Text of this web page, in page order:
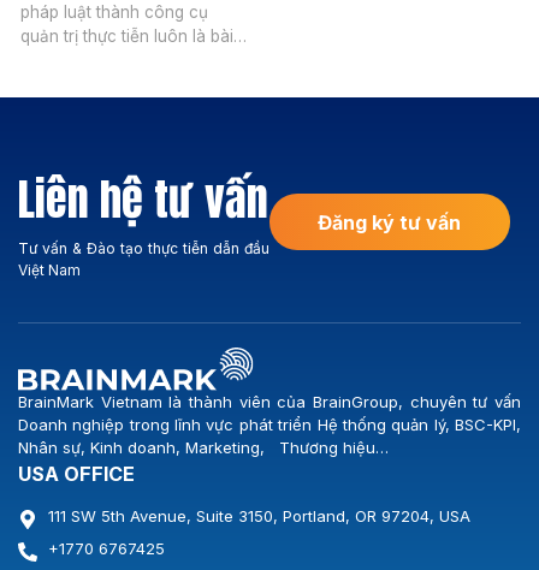
pháp luật thành công cụ
quản trị thực tiễn luôn là bài
335/2025/NĐ-CP và Nghị
định […]
Liên hệ tư vấn
Tư vấn & Đào tạo thực tiễn dẫn đầu
Việt Nam
Đăng ký tư vấn
BrainMark Vietnam là thành viên của BrainGroup, chuyên tư vấn
Doanh nghiệp trong lĩnh vực phát triển Hệ thống quản lý, BSC-KPI,
Nhân sự, Kinh doanh, Marketing, Thương hiệu…
USA OFFICE
111 SW 5th Avenue, Suite 3150, Portland, OR 97204, USA
+1770 6767425